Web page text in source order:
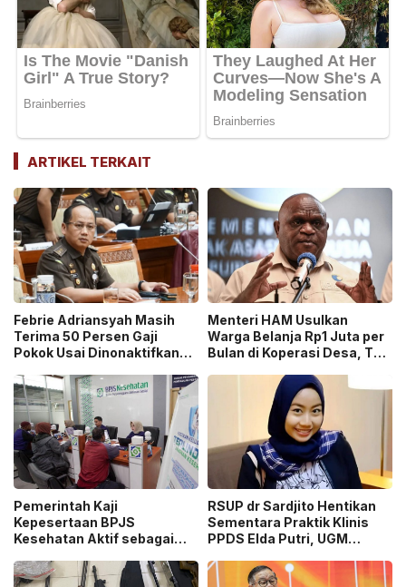
ARTIKEL TERKAIT
Febrie Adriansyah Masih
Terima 50 Persen Gaji
Pokok Usai Dinonaktifkan
ASN Dihentikan!
Menteri HAM Usulkan
Warga Belanja Rp1 Juta per
Bulan di Koperasi Desa, Tuai
Pemerintah Kaji
Kepesertaan BPJS
Kesehatan Aktif sebagai
hingga SIM!
RSUP dr Sardjito Hentikan
Sementara Praktik Klinis
PPDS Elda Putri, UGM